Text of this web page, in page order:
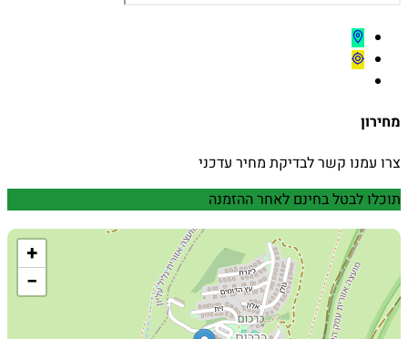
מחירון
צרו עמנו קשר לבדיקת מחיר עדכני
תוכלו לבטל בחינם לאחר ההזמנה
+
−